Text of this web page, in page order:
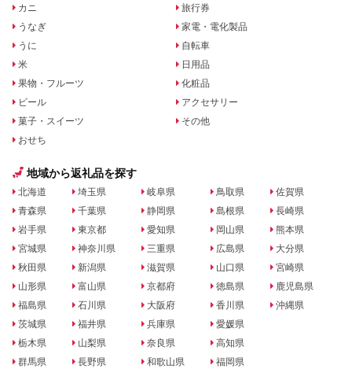
カニ
うなぎ
うに
米
果物・フルーツ
ビール
菓子・スイーツ
おせち
旅行券
家電・電化製品
自転車
日用品
化粧品
アクセサリー
その他
地域から返礼品を探す
北海道
青森県
岩手県
宮城県
秋田県
山形県
福島県
茨城県
栃木県
群馬県
埼玉県
千葉県
東京都
神奈川県
新潟県
富山県
石川県
福井県
山梨県
長野県
岐阜県
静岡県
愛知県
三重県
滋賀県
京都府
大阪府
兵庫県
奈良県
和歌山県
鳥取県
島根県
岡山県
広島県
山口県
徳島県
香川県
愛媛県
高知県
福岡県
佐賀県
長崎県
熊本県
大分県
宮崎県
鹿児島県
沖縄県